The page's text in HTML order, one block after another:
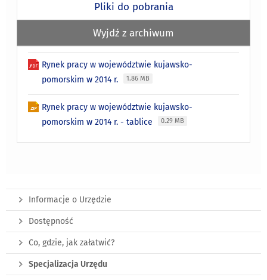
Pliki do pobrania
Wyjdź z archiwum
Rynek pracy w województwie kujawsko-
pomorskim w 2014 r.
1.86 MB
Rynek pracy w województwie kujawsko-
pomorskim w 2014 r. - tablice
0.29 MB
Informacje o Urzędzie
Dostępność
Co, gdzie, jak załatwić?
Specjalizacja Urzędu